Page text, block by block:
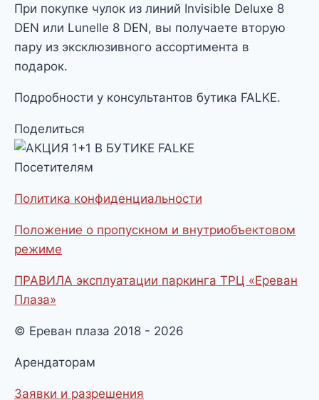
При покупке чулок из линий Invisible Deluxe 8
DEN или Lunelle 8 DEN, вы получаете вторую
пару из эксклюзивного ассортимента в
подарок.
Подробности у консультантов бутика FALKE.
Поделиться
Посетителям
Политика конфиденциальности
Положение о пропускном и внутриобъектовом
режиме
ПРАВИЛА эксплуатации паркинга ТРЦ «Ереван
Плаза»
© Ереван плаза 2018 - 2026
Арендаторам
Заявки и разрешения